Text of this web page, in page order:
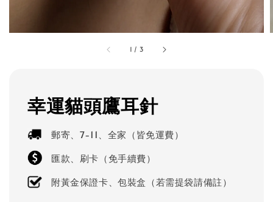
1 / 3
幸運貓頭鷹耳針
郵寄、7-11、全家（皆免運費）
匯款、刷卡（免手續費）
附黃金保證卡、包裝盒（若需提袋請備註）